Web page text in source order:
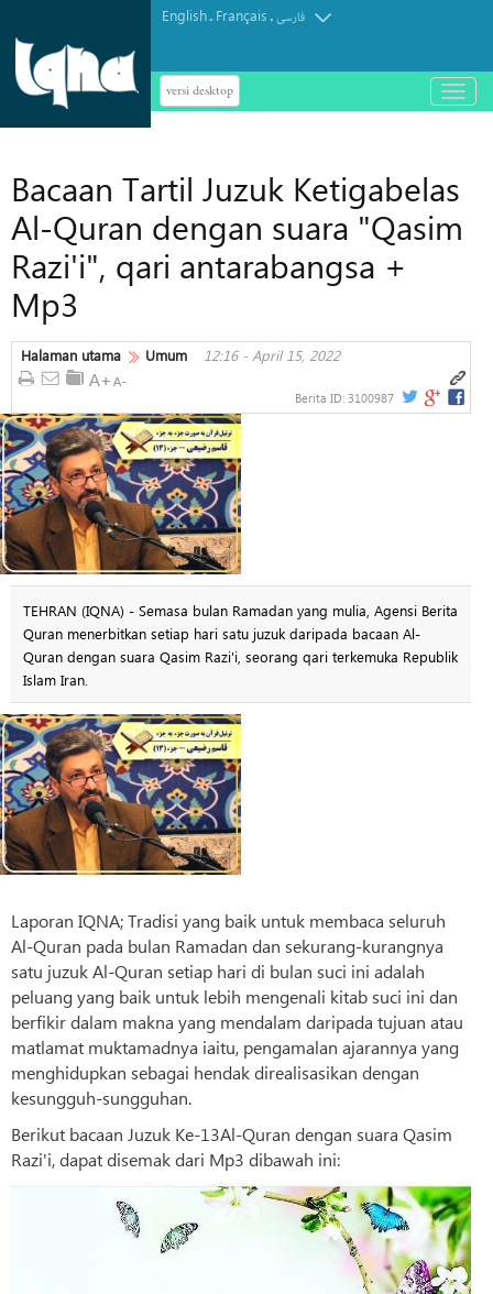
English. Français.فارسی
versi desktop
باز
و
منوBacaan Tartil Juzuk Ketigabelas
Al-Quran dengan suara "Qasim
Razi'i", qari antarabangsa +
Mp3
Halaman utama Umum 12:16 - April 15, 2022
Berita ID: 3100987
TEHRAN (IQNA) - Semasa bulan Ramadan yang mulia, Agensi Berita
Quran menerbitkan setiap hari satu juzuk daripada bacaan Al-
Quran dengan suara Qasim Razi'i, seorang qari terkemuka Republik
Islam Iran.
Laporan IQNA; Tradisi yang baik untuk membaca seluruh
Al-Quran pada bulan Ramadan dan sekurang-kurangnya
satu juzuk Al-Quran setiap hari di bulan suci ini adalah
peluang yang baik untuk lebih mengenali kitab suci ini dan
berfikir dalam makna yang mendalam daripada tujuan atau
matlamat muktamadnya iaitu, pengamalan ajarannya yang
menghidupkan sebagai hendak direalisasikan dengan
kesungguh-sungguhan.
Berikut bacaan Juzuk Ke-13Al-Quran dengan suara Qasim
Razi'i, dapat disemak dari Mp3 dibawah ini: